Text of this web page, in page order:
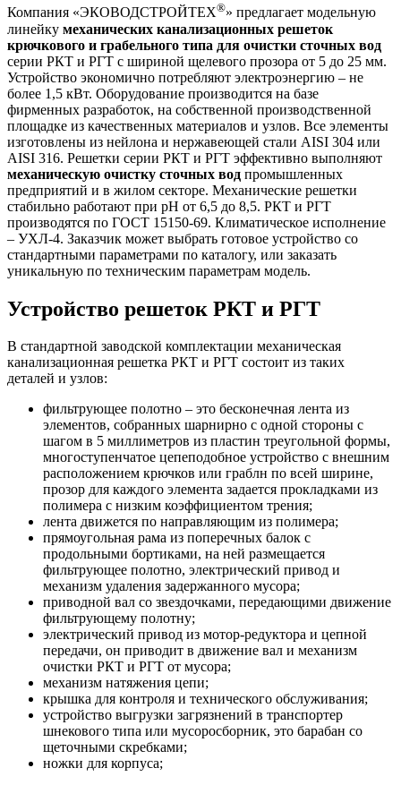
Компания «ЭКОВОДСТРОЙТЕХ®» предлагает модельную
линейку механических канализационных решеток
крючкового и грабельного типа для очистки сточных вод
серии РКТ и РГТ с шириной щелевого прозора от 5 до 25 мм.
Устройство экономично потребляют электроэнергию – не
более 1,5 кВт. Оборудование производится на базе
фирменных разработок, на собственной производственной
площадке из качественных материалов и узлов. Все элементы
изготовлены из нейлона и нержавеющей стали AISI 304 или
AISI 316. Решетки серии РКТ и РГТ эффективно выполняют
механическую очистку сточных вод промышленных
предприятий и в жилом секторе. Механические решетки
стабильно работают при рН от 6,5 до 8,5. РКТ и РГТ
производятся по ГОСТ 15150-69. Климатическое исполнение
– УХЛ-4. Заказчик может выбрать готовое устройство со
стандартными параметрами по каталогу, или заказать
уникальную по техническим параметрам модель.
Устройство решеток РКТ и РГТ
В стандартной заводской комплектации механическая
канализационная решетка РКТ и РГТ состоит из таких
деталей и узлов:
фильтрующее полотно – это бесконечная лента из
элементов, собранных шарнирно с одной стороны с
шагом в 5 миллиметров из пластин треугольной формы,
многоступенчатое цепеподобное устройство с внешним
расположением крючков или граблн по всей ширине,
прозор для каждого элемента задается прокладками из
полимера с низким коэффициентом трения;
лента движется по направляющим из полимера;
прямоугольная рама из поперечных балок с
продольными бортиками, на ней размещается
фильтрующее полотно, электрический привод и
механизм удаления задержанного мусора;
приводной вал со звездочками, передающими движение
фильтрующему полотну;
электрический привод из мотор-редуктора и цепной
передачи, он приводит в движение вал и механизм
очистки РКТ и РГТ от мусора;
механизм натяжения цепи;
крышка для контроля и технического обслуживания;
устройство выгрузки загрязнений в транспортер
шнекового типа или мусоросборник, это барабан со
щеточными скребками;
ножки для корпуса;